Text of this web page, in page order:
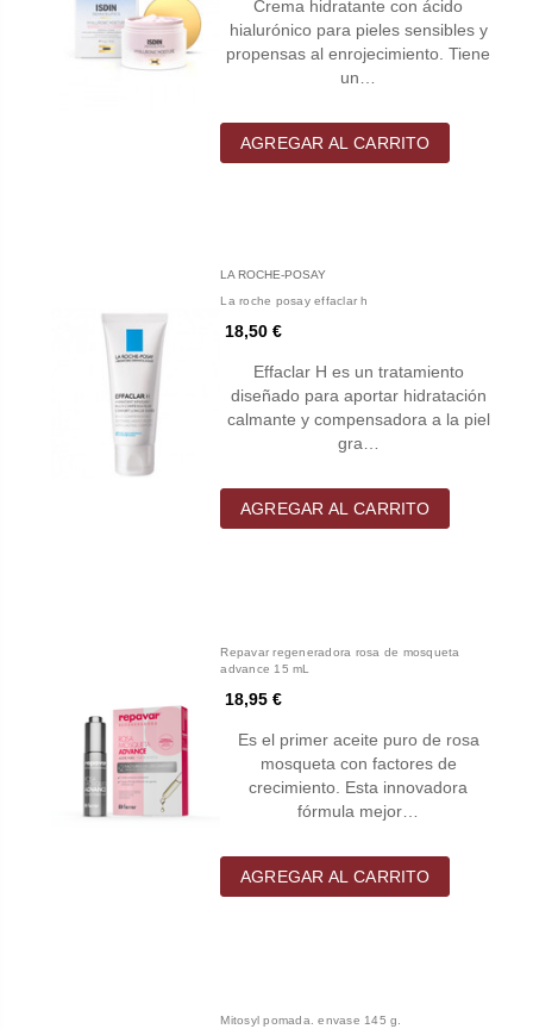
Crema hidratante con ácido
hialurónico para pieles sensibles y
propensas al enrojecimiento. Tiene
un…
AGREGAR AL CARRITO
LA ROCHE-POSAY
La roche posay effaclar h
18,50 €
Effaclar H es un tratamiento
diseñado para aportar hidratación
calmante y compensadora a la piel
gra…
AGREGAR AL CARRITO
Repavar regeneradora rosa de mosqueta
advance 15 mL
18,95 €
Es el primer aceite puro de rosa
mosqueta con factores de
crecimiento. Esta innovadora
fórmula mejor…
AGREGAR AL CARRITO
Mitosyl pomada. envase 145 g.